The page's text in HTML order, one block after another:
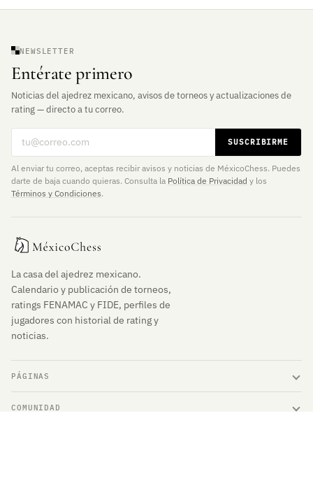
NEWSLETTER
Entérate primero
Noticias del ajedrez mexicano, avisos de torneos y actualizaciones de
rating — directo a tu correo.
SUSCRIBIRME
Al enviar tu correo, aceptas recibir avisos y noticias de MéxicoChess. Puedes
darte de baja cuando quieras. Consulta la Política de Privacidad y los
Términos y Condiciones.
La casa del ajedrez mexicano.
Calendario y publicación de torneos,
ratings FENAMAC y FIDE, perfiles de
jugadores con historial de rating y
noticias.
PÁGINAS
COMUNIDAD